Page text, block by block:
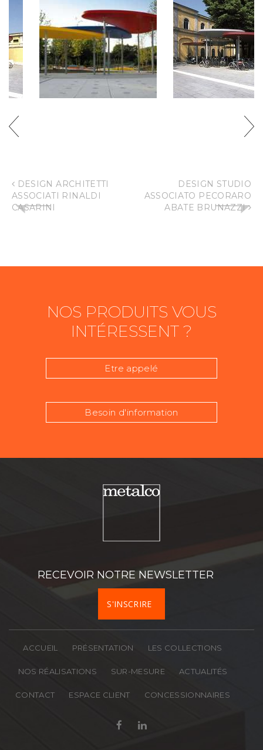
FOGLIA FOGLIA
DESIGN ARCHITETTI
ASSOCIATI RINALDI
CASARINI
DESIGN STUDIO
ASSOCIATO PECORARO
ABATE BRUNAZZI
NOS PRODUITS VOUS
INTÉRESSENT ?
Etre appelé
Besoin d'information
Activité
Département
RECEVOIR NOTRE NEWSLETTER
S'INSCRIRE
ACCUEIL PRÉSENTATION LES COLLECTIONS
NOS RÉALISATIONS SUR-MESURE ACTUALITÉS
CONTACT ESPACE CLIENT CONCESSIONNAIRES